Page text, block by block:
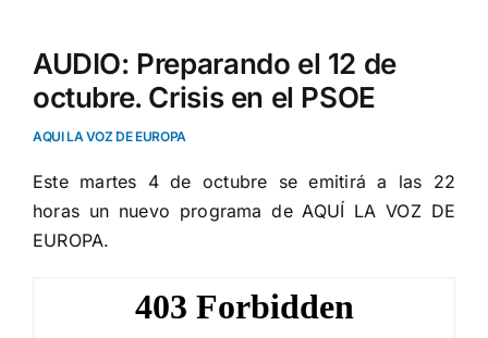
AUDIO: Preparando el 12 de
octubre. Crisis en el PSOE
AQUI LA VOZ DE EUROPA
Este martes 4 de octubre se emitirá a las 22
horas un nuevo programa de AQUÍ LA VOZ DE
EUROPA.